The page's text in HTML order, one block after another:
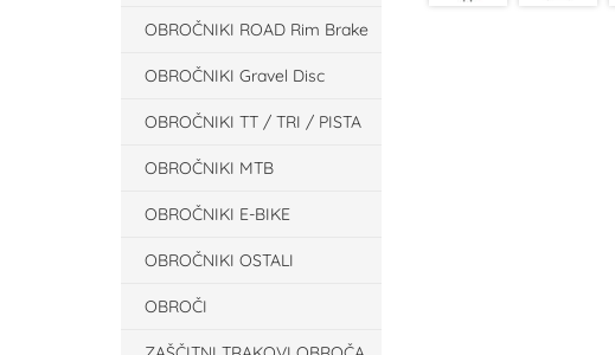
OBROČNIKI ROAD Rim Brake
OBROČNIKI Gravel Disc
OBROČNIKI TT / TRI / PISTA
OBROČNIKI MTB
OBROČNIKI E-BIKE
OBROČNIKI OSTALI
OBROČI